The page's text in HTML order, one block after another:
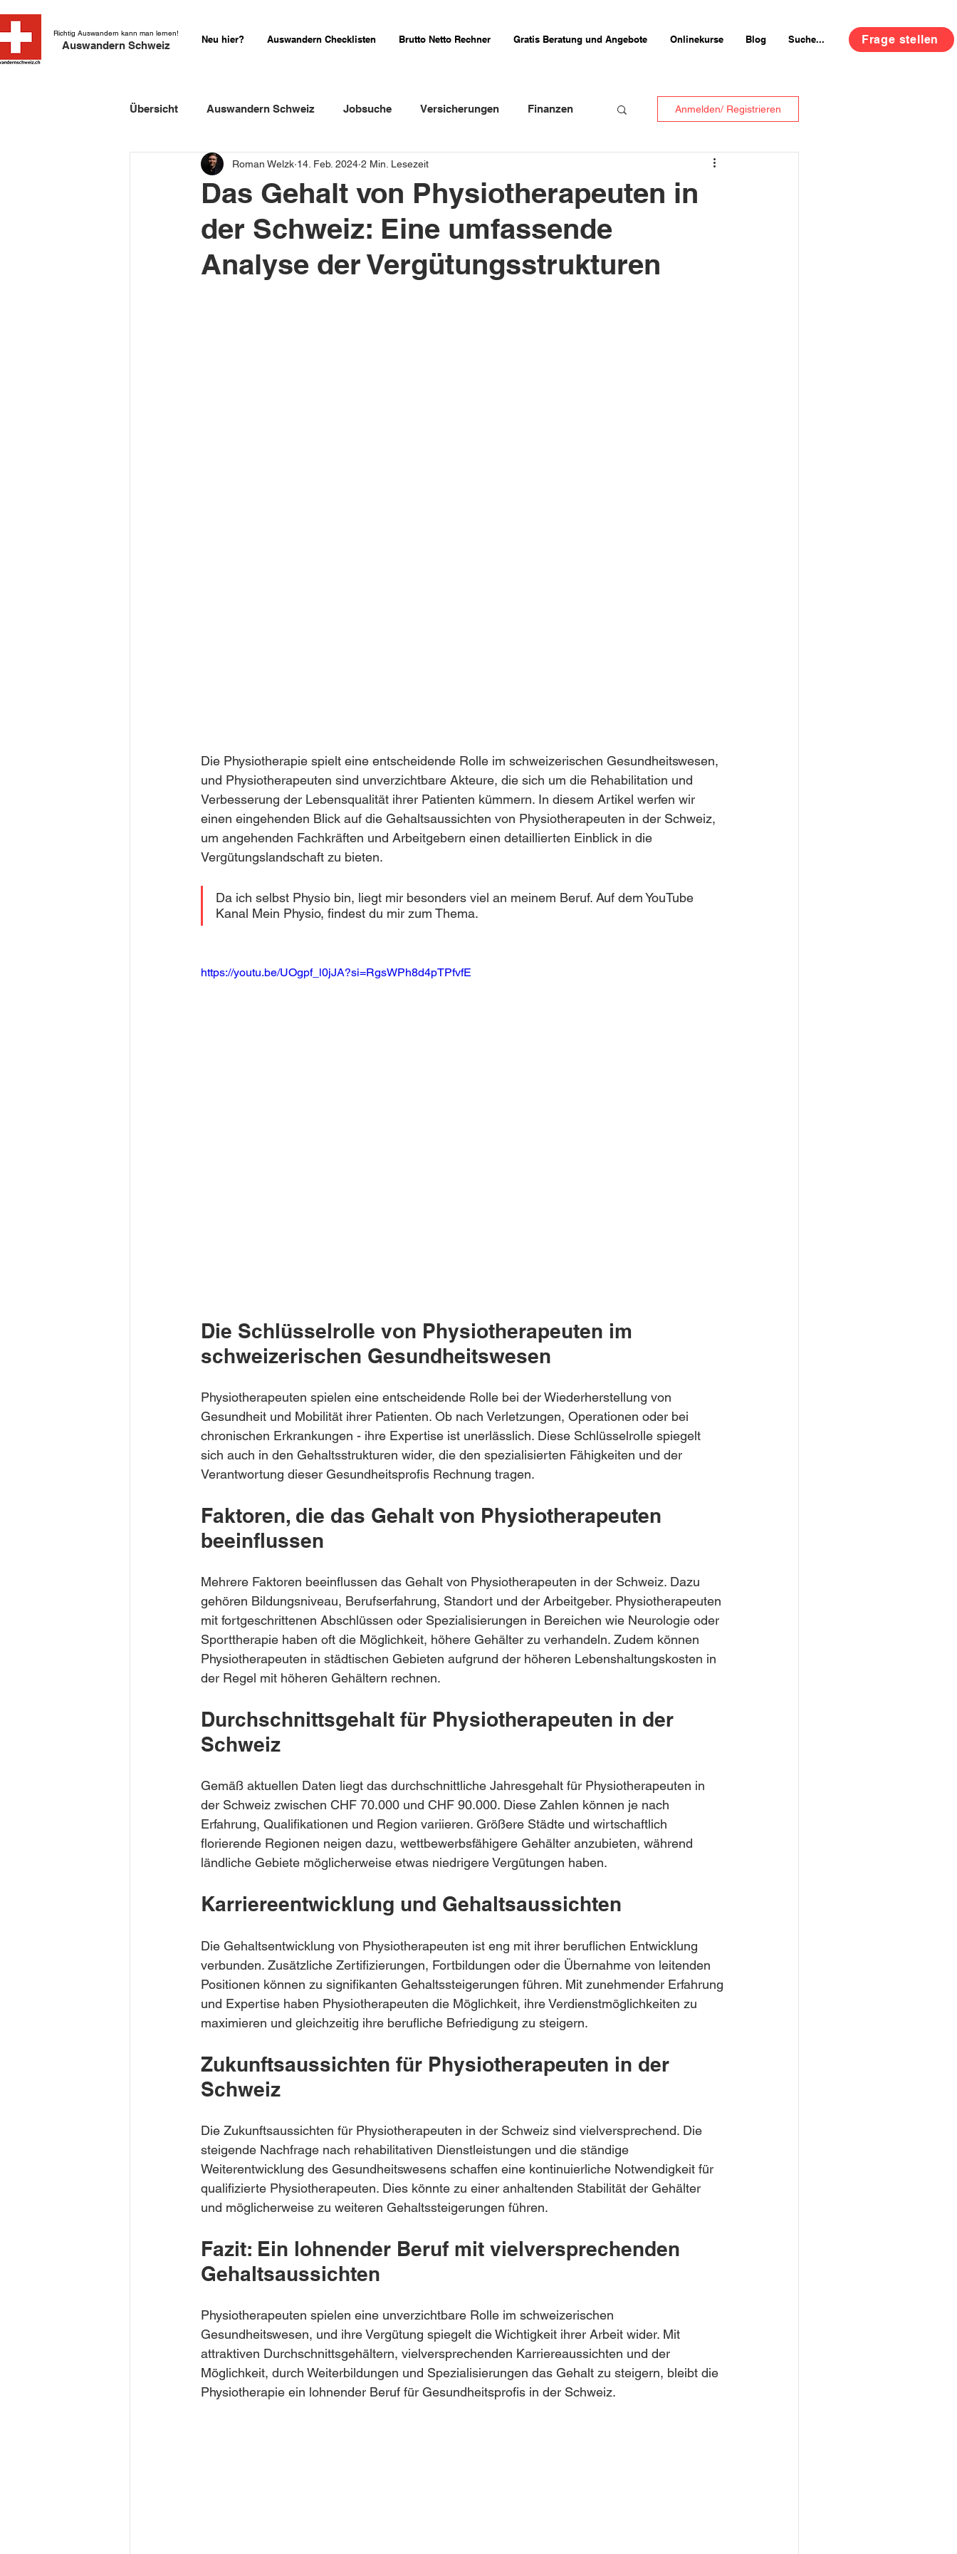
Richtig Auswandern kann man lernen!
Auswandern Schweiz Neu hier? Auswandern Checklisten Brutto Netto Rechner Gratis Beratung und Angebote Onlinekurse Blog Suche... Frage stellen
Übersicht Auswandern Schweiz Jobsuche Versicherungen Finanzen
Einbürgerung Schweiz Schweizer Firmenportraits
Schweizer Kurzgeschichten Erfahrungsberichte
Anmelden/ Registrieren
Das Gehalt von Physiotherapeuten in
der Schweiz: Eine umfassende
Analyse der Vergütungsstrukturen
Roman Welzk 14. Feb. 2024 2 Min. Lesezeit
Die Physiotherapie spielt eine entscheidende Rolle im schweizerischen Gesundheitswesen,
und Physiotherapeuten sind unverzichtbare Akteure, die sich um die Rehabilitation und
Verbesserung der Lebensqualität ihrer Patienten kümmern. In diesem Artikel werfen wir
einen eingehenden Blick auf die Gehaltsaussichten von Physiotherapeuten in der Schweiz,
um angehenden Fachkräften und Arbeitgebern einen detaillierten Einblick in die
Vergütungslandschaft zu bieten.
Da ich selbst Physio bin, liegt mir besonders viel an meinem Beruf. Auf dem YouTube
Kanal Mein Physio, findest du mir zum Thema.
https://youtu.be/UOgpf_l0jJA?si=RgsWPh8d4pTPfvfE
Die Schlüsselrolle von Physiotherapeuten im
schweizerischen Gesundheitswesen
Physiotherapeuten spielen eine entscheidende Rolle bei der Wiederherstellung von
Gesundheit und Mobilität ihrer Patienten. Ob nach Verletzungen, Operationen oder bei
chronischen Erkrankungen - ihre Expertise ist unerlässlich. Diese Schlüsselrolle spiegelt
sich auch in den Gehaltsstrukturen wider, die den spezialisierten Fähigkeiten und der
Verantwortung dieser Gesundheitsprofis Rechnung tragen.
Faktoren, die das Gehalt von Physiotherapeuten
beeinflussen
Mehrere Faktoren beeinflussen das Gehalt von Physiotherapeuten in der Schweiz. Dazu
gehören Bildungsniveau, Berufserfahrung, Standort und der Arbeitgeber. Physiotherapeuten
mit fortgeschrittenen Abschlüssen oder Spezialisierungen in Bereichen wie Neurologie oder
Sporttherapie haben oft die Möglichkeit, höhere Gehälter zu verhandeln. Zudem können
Physiotherapeuten in städtischen Gebieten aufgrund der höheren Lebenshaltungskosten in
der Regel mit höheren Gehältern rechnen.
Durchschnittsgehalt für Physiotherapeuten in der
Schweiz
Gemäß aktuellen Daten liegt das durchschnittliche Jahresgehalt für Physiotherapeuten in
der Schweiz zwischen CHF 70.000 und CHF 90.000. Diese Zahlen können je nach
Erfahrung, Qualifikationen und Region variieren. Größere Städte und wirtschaftlich
florierende Regionen neigen dazu, wettbewerbsfähigere Gehälter anzubieten, während
ländliche Gebiete möglicherweise etwas niedrigere Vergütungen haben.
Karriereentwicklung und Gehaltsaussichten
Die Gehaltsentwicklung von Physiotherapeuten ist eng mit ihrer beruflichen Entwicklung
verbunden. Zusätzliche Zertifizierungen, Fortbildungen oder die Übernahme von leitenden
Positionen können zu signifikanten Gehaltssteigerungen führen. Mit zunehmender Erfahrung
und Expertise haben Physiotherapeuten die Möglichkeit, ihre Verdienstmöglichkeiten zu
maximieren und gleichzeitig ihre berufliche Befriedigung zu steigern.
Zukunftsaussichten für Physiotherapeuten in der
Schweiz
Die Zukunftsaussichten für Physiotherapeuten in der Schweiz sind vielversprechend. Die
steigende Nachfrage nach rehabilitativen Dienstleistungen und die ständige
Weiterentwicklung des Gesundheitswesens schaffen eine kontinuierliche Notwendigkeit für
qualifizierte Physiotherapeuten. Dies könnte zu einer anhaltenden Stabilität der Gehälter
und möglicherweise zu weiteren Gehaltssteigerungen führen.
Fazit: Ein lohnender Beruf mit vielversprechenden
Gehaltsaussichten
Physiotherapeuten spielen eine unverzichtbare Rolle im schweizerischen
Gesundheitswesen, und ihre Vergütung spiegelt die Wichtigkeit ihrer Arbeit wider. Mit
attraktiven Durchschnittsgehältern, vielversprechenden Karriereaussichten und der
Möglichkeit, durch Weiterbildungen und Spezialisierungen das Gehalt zu steigern, bleibt die
Physiotherapie ein lohnender Beruf für Gesundheitsprofis in der Schweiz.